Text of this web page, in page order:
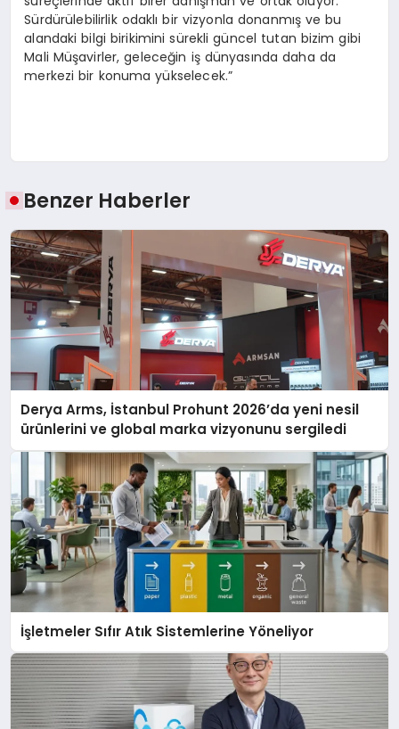
Sürdürülebilirlik odaklı bir vizyonla donanmış ve bu
alandaki bilgi birikimini sürekli güncel tutan bizim gibi
Mali Müşavirler, geleceğin iş dünyasında daha da
merkezi bir konuma yükselecek.”
Benzer Haberler
Derya Arms, İstanbul Prohunt 2026’da yeni nesil
ürünlerini ve global marka vizyonunu sergiledi
İşletmeler Sıfır Atık Sistemlerine Yöneliyor